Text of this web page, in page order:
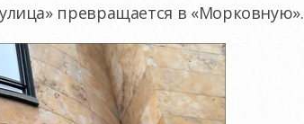
превращается в «Морковную».